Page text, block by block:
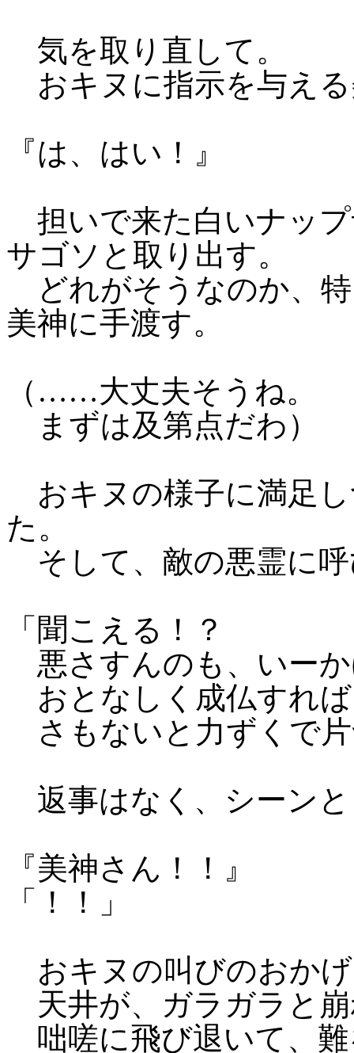
気を取り直して。
おキヌに指示を与え
『は、はい！』
担いで来た白いナッ
サゴソと取り出す。
どれがそうなのか、
美神に手渡す。
（……大丈夫そうね。
まずは及第点だわ）
おキヌの様子に満足
た。
そして、敵の悪霊に
「聞こえる！？
悪さすんのも、いー
おとなしく成仏すれ
さもないと力ずくで
返事はなく、シーン
『美神さん！！』
「！！」
おキヌの叫びのおか
天井が、ガラガラと
咄嗟に飛び退いて、